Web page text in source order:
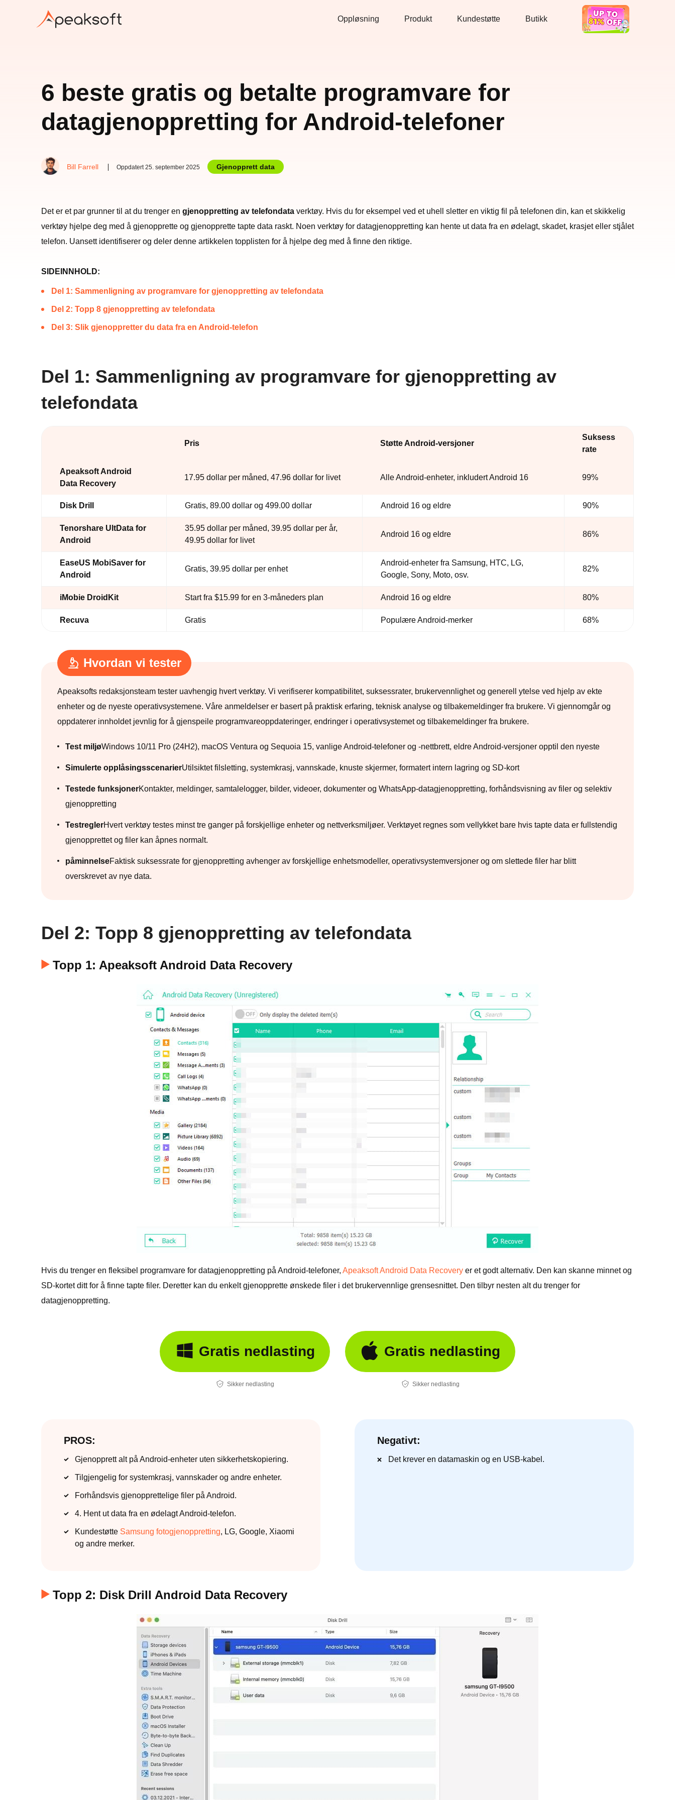
Oppløsning Produkt Kundestøtte Butikk
Bra tilbud
6 beste gratis og betalte programvare for
datagjenoppretting for Android-telefoner
Bill Farrell Oppdatert 25. september 2025 Gjenopprett data
Det er et par grunner til at du trenger en gjenoppretting av telefondata verktøy. Hvis du for eksempel ved et uhell sletter en viktig fil på telefonen din, kan et skikkelig
verktøy hjelpe deg med å gjenopprette og gjenopprette tapte data raskt. Noen verktøy for datagjenoppretting kan hente ut data fra en ødelagt, skadet, krasjet eller stjålet
telefon. Uansett identifiserer og deler denne artikkelen topplisten for å hjelpe deg med å finne den riktige.
SIDEINNHOLD:
Del 1: Sammenligning av programvare for gjenoppretting av telefondata
Del 2: Topp 8 gjenoppretting av telefondata
Del 3: Slik gjenoppretter du data fra en Android-telefon
Del 1: Sammenligning av programvare for gjenoppretting av
telefondata
Pris Støtte Android-versjoner
Suksess
rate
Apeaksoft Android
Data Recovery
17.95 dollar per måned, 47.96 dollar for livet Alle Android-enheter, inkludert Android 16 99%
Disk Drill Gratis, 89.00 dollar og 499.00 dollar Android 16 og eldre 90%
Tenorshare UltData for
Android
35.95 dollar per måned, 39.95 dollar per år,
49.95 dollar for livet
Android 16 og eldre 86%
EaseUS MobiSaver for
Android
Gratis, 39.95 dollar per enhet
Android-enheter fra Samsung, HTC, LG,
Google, Sony, Moto, osv.
82%
iMobie DroidKit Start fra $15.99 for en 3-måneders plan Android 16 og eldre 80%
Recuva Gratis Populære Android-merker 68%
Hvordan vi tester
Apeaksofts redaksjonsteam tester uavhengig hvert verktøy. Vi verifiserer kompatibilitet, suksessrater, brukervennlighet og generell ytelse ved hjelp av ekte
enheter og de nyeste operativsystemene. Våre anmeldelser er basert på praktisk erfaring, teknisk analyse og tilbakemeldinger fra brukere. Vi gjennomgår og
oppdaterer innholdet jevnlig for å gjenspeile programvareoppdateringer, endringer i operativsystemet og tilbakemeldinger fra brukere.
Test miljøWindows 10/11 Pro (24H2), macOS Ventura og Sequoia 15, vanlige Android-telefoner og -nettbrett, eldre Android-versjoner opptil den nyeste
Simulerte opplåsingsscenarierUtilsiktet filsletting, systemkrasj, vannskade, knuste skjermer, formatert intern lagring og SD-kort
Testede funksjonerKontakter, meldinger, samtalelogger, bilder, videoer, dokumenter og WhatsApp-datagjenoppretting, forhåndsvisning av filer og selektiv
gjenoppretting
TestreglerHvert verktøy testes minst tre ganger på forskjellige enheter og nettverksmiljøer. Verktøyet regnes som vellykket bare hvis tapte data er fullstendig
gjenopprettet og filer kan åpnes normalt.
påminnelseFaktisk suksessrate for gjenoppretting avhenger av forskjellige enhetsmodeller, operativsystemversjoner og om slettede filer har blitt
overskrevet av nye data.
Del 2: Topp 8 gjenoppretting av telefondata
Topp 1: Apeaksoft Android Data Recovery
Hvis du trenger en fleksibel programvare for datagjenoppretting på Android-telefoner, Apeaksoft Android Data Recovery er et godt alternativ. Den kan skanne minnet og
SD-kortet ditt for å finne tapte filer. Deretter kan du enkelt gjenopprette ønskede filer i det brukervennlige grensesnittet. Den tilbyr nesten alt du trenger for
datagjenoppretting.
Gratis nedlasting
Sikker nedlasting
Gratis nedlasting
Sikker nedlasting
PROS:
Gjenopprett alt på Android-enheter uten sikkerhetskopiering.
Tilgjengelig for systemkrasj, vannskader og andre enheter.
Forhåndsvis gjenopprettelige filer på Android.
4. Hent ut data fra en ødelagt Android-telefon.
Kundestøtte Samsung fotogjenoppretting, LG, Google, Xiaomi
og andre merker.
Negativt:
Det krever en datamaskin og en USB-kabel.
Topp 2: Disk Drill Android Data Recovery